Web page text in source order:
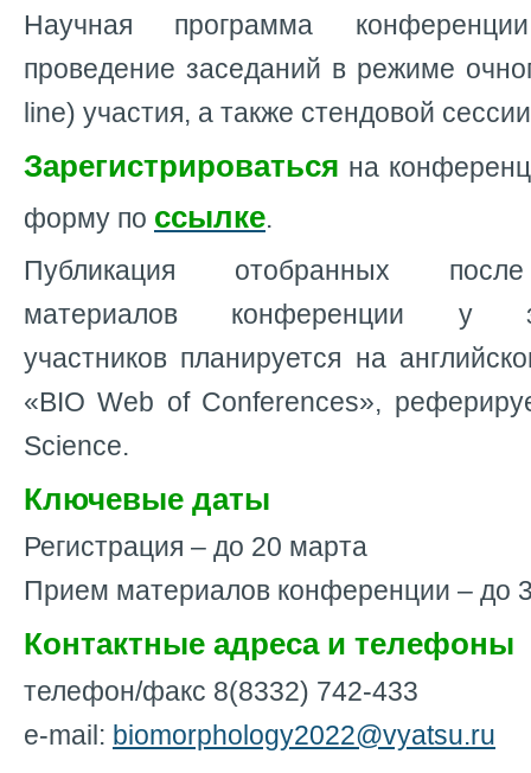
Научная программа
проведение заседаний в режиме
line) участия, а также стендовой
Зарегистрироваться на
форму по ссылке.
Публикация отобранных после
материалов конференции у
участников планируется на
«BIO Web of Conferences»,
Science.
Ключевые даты
Регистрация – до 20 марта
Прием материалов конференции – до
Контактные адреса и телефоны
телефон/факс 8(8332) 742-433
e-mail: biomorphology2022@vyatsu.ru